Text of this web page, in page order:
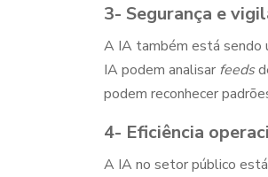
3- Segurança e
A IA também está sendo
IA podem analisar feeds
podem reconhecer
4- Eficiência
A IA no setor público